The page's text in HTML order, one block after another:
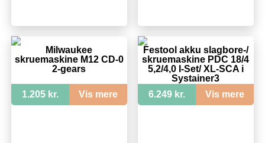
Milwaukee
skruemaskine M12 CD-0
2-gears
1.205 kr. Vis mere
Festool akku slagbore-/
skruemaskine PDC 18/4
5,2/4,0 I-Set/ XL-SCA i
Systainer3
6.249 kr.
Vis mere